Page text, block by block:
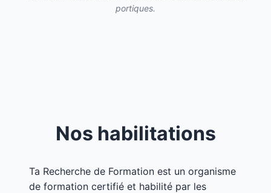
portiques.
Nos habilitations
Ta Recherche de Formation est un organisme
de formation certifié et habilité par les